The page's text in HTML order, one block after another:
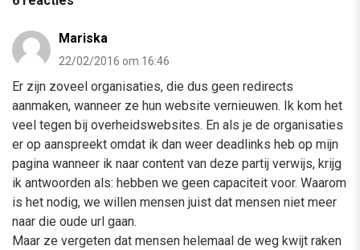
Mariska
22/02/2016 om 16:46
Er zijn zoveel organisaties, die dus geen redirects
aanmaken, wanneer ze hun website vernieuwen. Ik kom het
veel tegen bij overheidswebsites. En als je de organisaties
er op aanspreekt omdat ik dan weer deadlinks heb op mijn
pagina wanneer ik naar content van deze partij verwijs, krijg
ik antwoorden als: hebben we geen capaciteit voor. Waarom
is het nodig, we willen mensen juist dat mensen niet meer
naar die oude url gaan.
Maar ze vergeten dat mensen helemaal de weg kwijt raken